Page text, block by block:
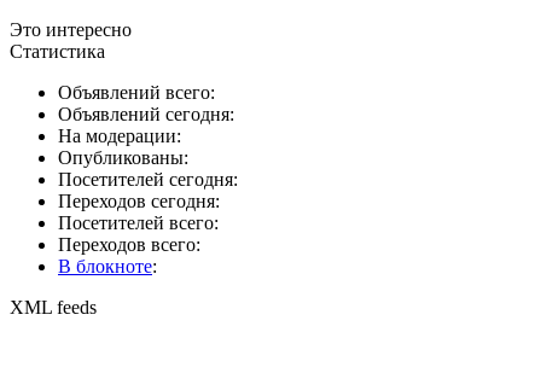
Это интересно
Статистика
Объявлений всего:
Объявлений сегодня:
На модерации:
Опубликованы:
Посетителей сегодня:
Переходов сегодня:
Посетителей всего:
Переходов всего:
В блокноте:
XML feeds